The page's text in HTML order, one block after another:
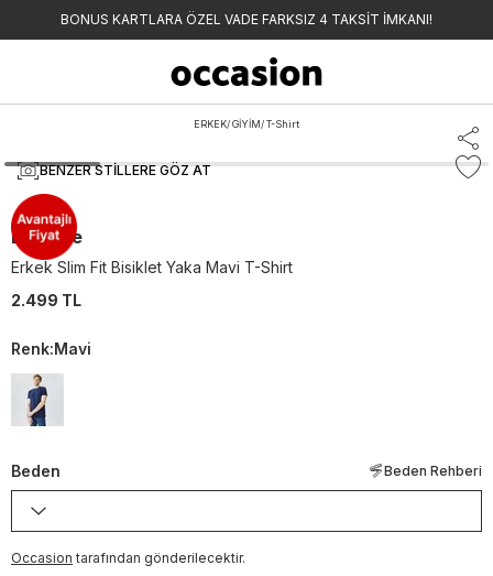
BONUS KARTLARA ÖZEL VADE FARKSIZ 4 TAKSİT İMKANI!
ERKEK/GİYİM/T-Shirt
BENZER STILLERE GÖZ AT
Lacoste
Erkek Slim Fit Bisiklet Yaka Mavi T-Shirt
2.499 TL
Renk:Mavi
Beden Beden Rehberi
Occasion tarafından gönderilecektir.